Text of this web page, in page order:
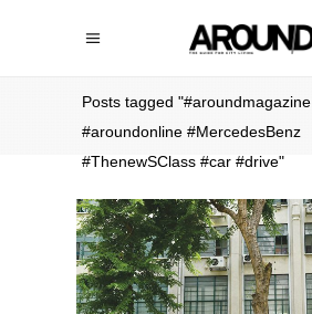
Posts tagged "#aroundmagazine
#aroundonline #MercedesBenz
#ThenewSClass #car #drive"